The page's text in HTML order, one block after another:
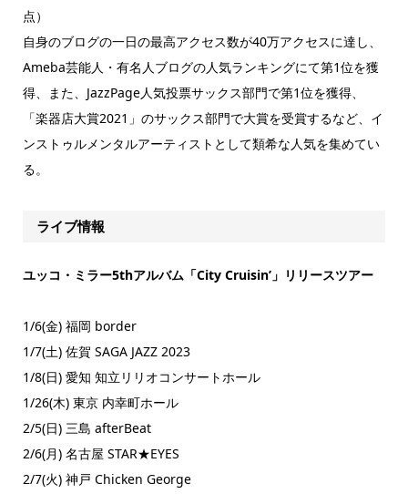
点）
自身のブログの一日の最高アクセス数が40万アクセスに達し、
Ameba芸能人・有名人ブログの人気ランキングにて第1位を獲
得、また、JazzPage人気投票サックス部門で第1位を獲得、
「楽器店大賞2021」のサックス部門で大賞を受賞するなど、イ
ンストゥルメンタルアーティストとして類希な人気を集めてい
る。
ライブ情報
ユッコ・ミラー5thアルバム「City Cruisin’」リリースツアー
1/6(金) 福岡 border
1/7(土) 佐賀 SAGA JAZZ 2023
1/8(日) 愛知 知立リリオコンサートホール
1/26(木) 東京 内幸町ホール
2/5(日) 三島 afterBeat
2/6(月) 名古屋 STAR★EYES
2/7(火) 神戸 Chicken George